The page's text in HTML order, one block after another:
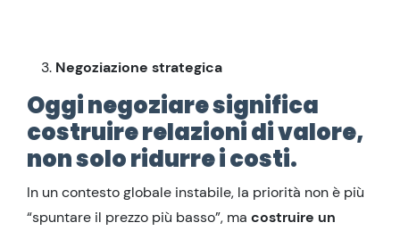
Negoziazione strategica
Oggi negoziare significa
costruire relazioni di valore,
non solo ridurre i costi.
In un contesto globale instabile, la priorità non è più
“spuntare il prezzo più basso”, ma costruire un